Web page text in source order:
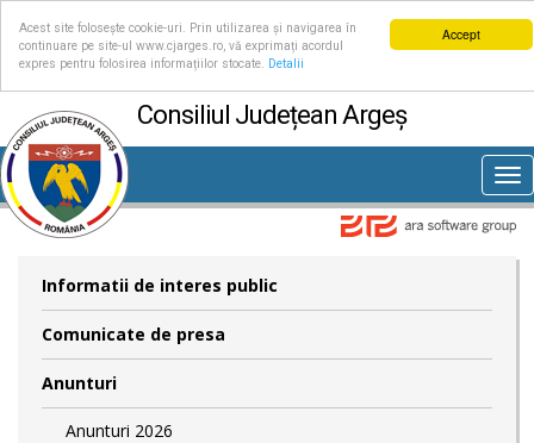
Accept
Acest site folosește cookie-uri. Prin utilizarea și navigarea în
continuare pe site-ul www.cjarges.ro, vă exprimați acordul
expres pentru folosirea informațiilor stocate.
Detalii
Consiliul Județean Argeș
Informatii de interes public
Comunicate de presa
Anunturi
Anunturi 2026